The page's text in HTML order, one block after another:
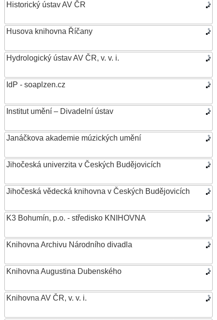
Historický ústav AV ČR
Husova knihovna Říčany
Hydrologický ústav AV ČR, v. v. i.
IdP - soaplzen.cz
Institut umění – Divadelní ústav
Janáčkova akademie múzických umění
Jihočeská univerzita v Českých Budějovicích
Jihočeská vědecká knihovna v Českých Budějovicích
K3 Bohumín, p.o. - středisko KNIHOVNA
Knihovna Archivu Národního divadla
Knihovna Augustina Dubenského
Knihovna AV ČR, v. v. i.